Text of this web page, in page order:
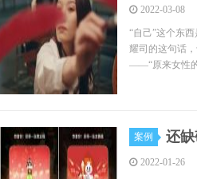
2022-03-08
“自己”这个东
耀司的这句话
——“原来女性
案例 还
2022-01-26